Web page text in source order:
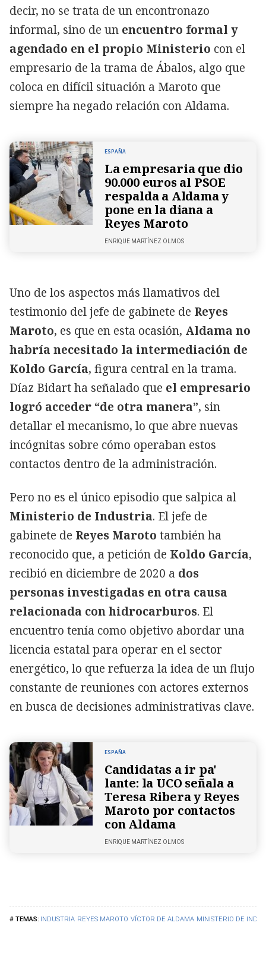
INDUSTRIA REYES MAROTO VÍCTOR DE ALDAMA MINISTERIO DE
decir, no se trata de un encontronazo
informal, sino de un encuentro formal y
agendado en el propio Ministerio con el
empresario de la trama de Ábalos, algo que
coloca en difícil situación a Maroto que
siempre ha negado relación con Aldama.
ESPAÑA
La empresaria que dio
90.000 euros al PSOE
respalda a Aldama y
pone en la diana a
Reyes Maroto
ENRIQUE MARTÍNEZ OLMOS
Uno de los aspectos más llamativos del
testimonio del jefe de gabinete de Reyes
Maroto, es que en esta ocasión, Aldama no
habría necesitado la intermediación de
Koldo García, figura central en la trama.
Díaz Bidart ha señalado que el empresario
logró acceder “de otra manera”, sin
detallar el mecanismo, lo que abre nuevas
incógnitas sobre cómo operaban estos
contactos dentro de la administración.
Pero no es el único episodio que salpica al
Ministerio de Industria. El jefe de
gabinete de Reyes Maroto también ha
reconocido que, a petición de Koldo García,
recibió en diciembre de 2020 a dos
personas investigadas en otra causa
relacionada con hidrocarburos. El
encuentro tenía como objetivo abordar una
licencia estatal para operar en el sector
energético, lo que refuerza la idea de un flujo
constante de reuniones con actores externos
en busca de decisiones administrativas clave.
ESPAÑA
Candidatas a ir pa'
lante: la UCO señala a
Teresa Ribera y Reyes
Maroto por contactos
con Aldama
ENRIQUE MARTÍNEZ OLMOS